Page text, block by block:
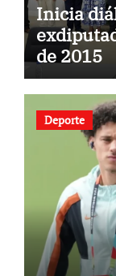
Inicia
de 2015
Deporte